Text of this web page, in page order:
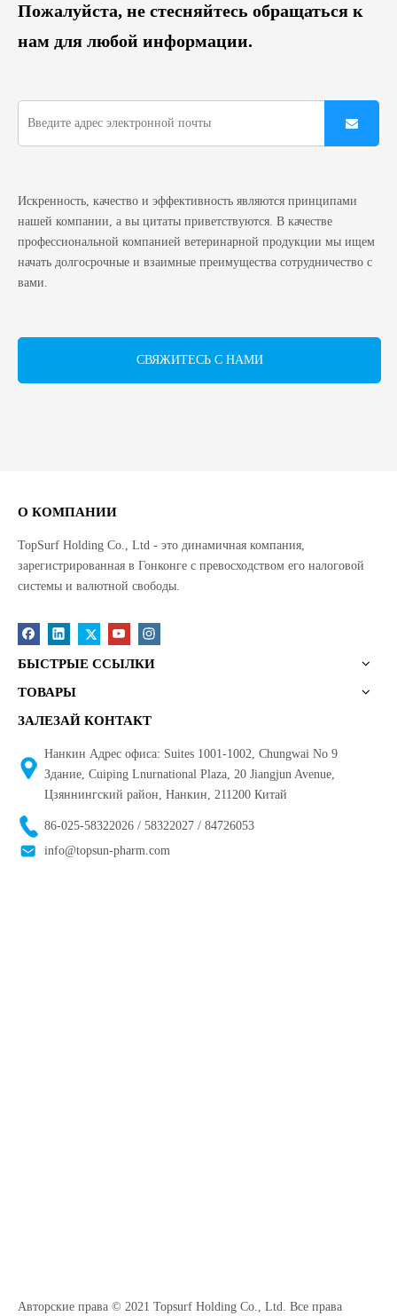
Пожалуйста, не стесняйтесь обращаться к
нам для любой информации.
Искренность, качество и эффективность являются принципами
нашей компании, а вы цитаты приветствуются. В качестве
профессиональной компанией ветеринарной продукции мы ищем
начать долгосрочные и взаимные преимущества сотрудничество с
вами.
СВЯЖИТЕСЬ С НАМИ
О КОМПАНИИ
TopSurf Holding Co., Ltd - это динамичная компания,
зарегистрированная в Гонконге с превосходством его налоговой
системы и валютной свободы.
БЫСТРЫЕ ССЫЛКИ
ТОВАРЫ
ЗАЛЕЗАЙ КОНТАКТ
Нанкин Адрес офиса: Suites 1001-1002, Chungwai No 9
Здание, Cuiping Lnurnational Plaza, 20 Jiangjun Avenue,
Цзяннингский район, Нанкин, 211200 Китай
86-025-58322026 / 58322027 / 84726053
info@topsun-pharm.com
Авторские права © 2021 Topsurf Holding Co., Ltd. Все права